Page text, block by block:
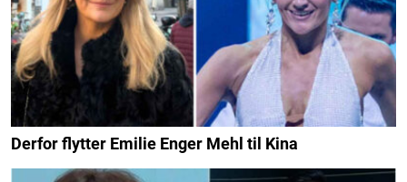
Derfor flytter Emilie Enger Mehl til Kina